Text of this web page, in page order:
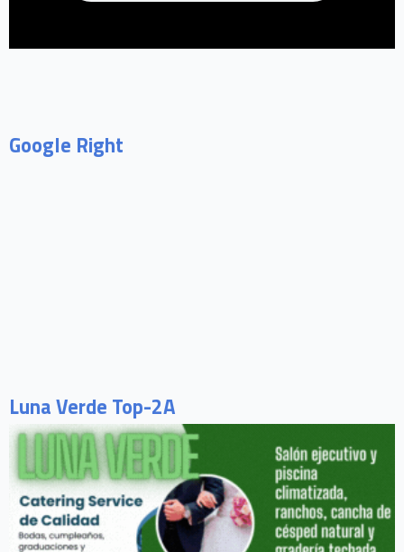
Google Right
Luna Verde Top-2A